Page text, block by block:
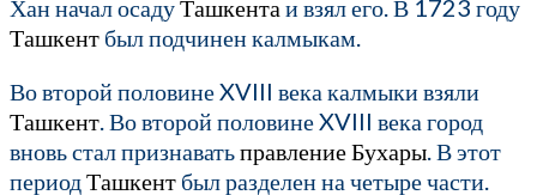
Хан начал осадуТашкента и взял его. В 1723 году
Ташкент был подчинен калмыкам.
Во второй половине XVIII века калмыки взяли
Ташкент. Во второй половине XVIII века город
вновь стал признаватьправлениеБухары. В этот
периодТашкент был разделен на четыре части.